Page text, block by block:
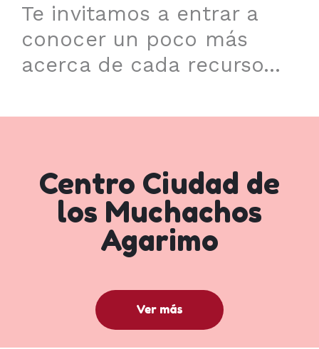
Te invitamos a entrar a
conocer un poco más
acerca de cada recurso...
Centro Ciudad de
los Muchachos
Agarimo
Ver más